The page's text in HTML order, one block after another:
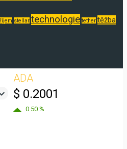
stellar technologie tether těžba
ADA
$ 0.2001
0.50 %